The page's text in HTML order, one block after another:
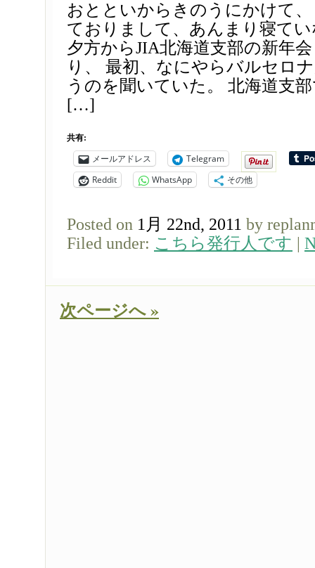
おとといからきのうにかけて
ておりまして、あんまり寝て
夕方からJIA北海道支部の新年
り、 最初、なにやらバルセロ
うのを聞いていた。 北海道支
[…]
共有:
メールアドレス
Telegram
Reddit
WhatsApp その他
Posted on 1月 22nd, 2011 by
Filed under: こちら発行人です |
次ページへ »